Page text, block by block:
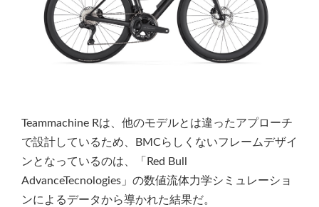
Teammachine Rは、他のモデルとは違ったアプローチ
で設計しているため、BMCらしくないフレームデザイ
ンとなっているのは、「Red Bull
AdvanceTecnologies」の数値流体力学シミュレーショ
ンによるデータから導かれた結果だ。